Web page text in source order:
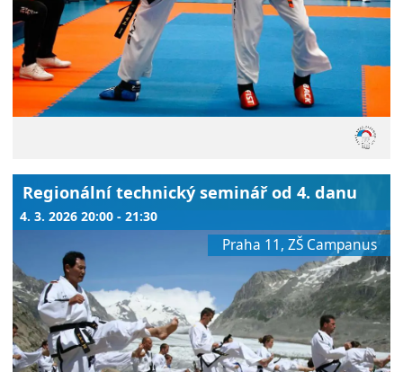
Regionální technický seminář od 4. danu
4. 3. 2026 20:00 - 21:30
Praha 11, ZŠ Campanus